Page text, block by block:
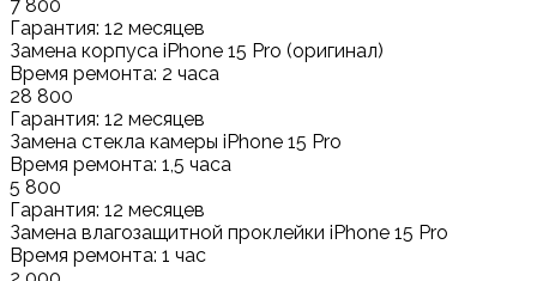
7 800
Гарантия: 12 месяцев
Замена корпуса iPhone 15 Pro (оригинал)
Время ремонта: 2 часа
28 800
Гарантия: 12 месяцев
Замена стекла камеры iPhone 15 Pro
Время ремонта: 1,5 часа
5 800
Гарантия: 12 месяцев
Замена влагозащитной проклейки iPhone 15 Pro
Время ремонта: 1 час